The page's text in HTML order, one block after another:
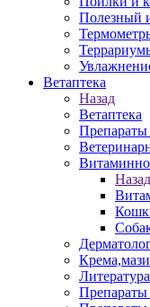
Полезный
Ветаптека
Назад
Ветаптека
Препараты
Назад
Крема,мази
Литература
Препараты